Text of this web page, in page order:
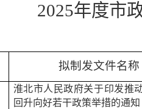
2025年度市
拟制发文件名称
淮北市人民政府关于印发推
回升向好若干政策举措的通知